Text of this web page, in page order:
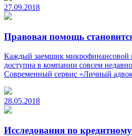
27.09.2018
Правовая помощь
Каждый заемщик микрофинансовой
доступна в компании совсем
Современный сервис «Личный
28.05.2018
Исследования по